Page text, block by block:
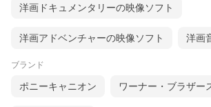
洋画ドキュメンタリーの映像ソフト
洋画アドベンチャーの映像ソフト 洋画
ブランド
ポニーキャニオン ワーナー・ブラザー